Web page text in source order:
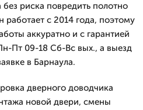
без риска повредить полотно
работает с 2014 года, поэтому
аккуратно и с гарантией
Пт 09-18 Сб-Вс вых., а выезд
в Барнаула.
дверного доводчика
новой двери, смены